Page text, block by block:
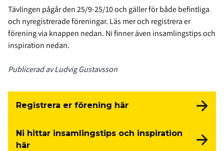
Tävlingen pågår den 25/9-25/10 och gäller för både befintliga
och nyregistrerade föreningar. Läs mer och registrera er
förening via knappen nedan. Ni finner även insamlingstips och
inspiration nedan.
Publicerad av Ludvig Gustavsson
Registrera er förening här
Ni hittar insamlingstips och inspiration
här